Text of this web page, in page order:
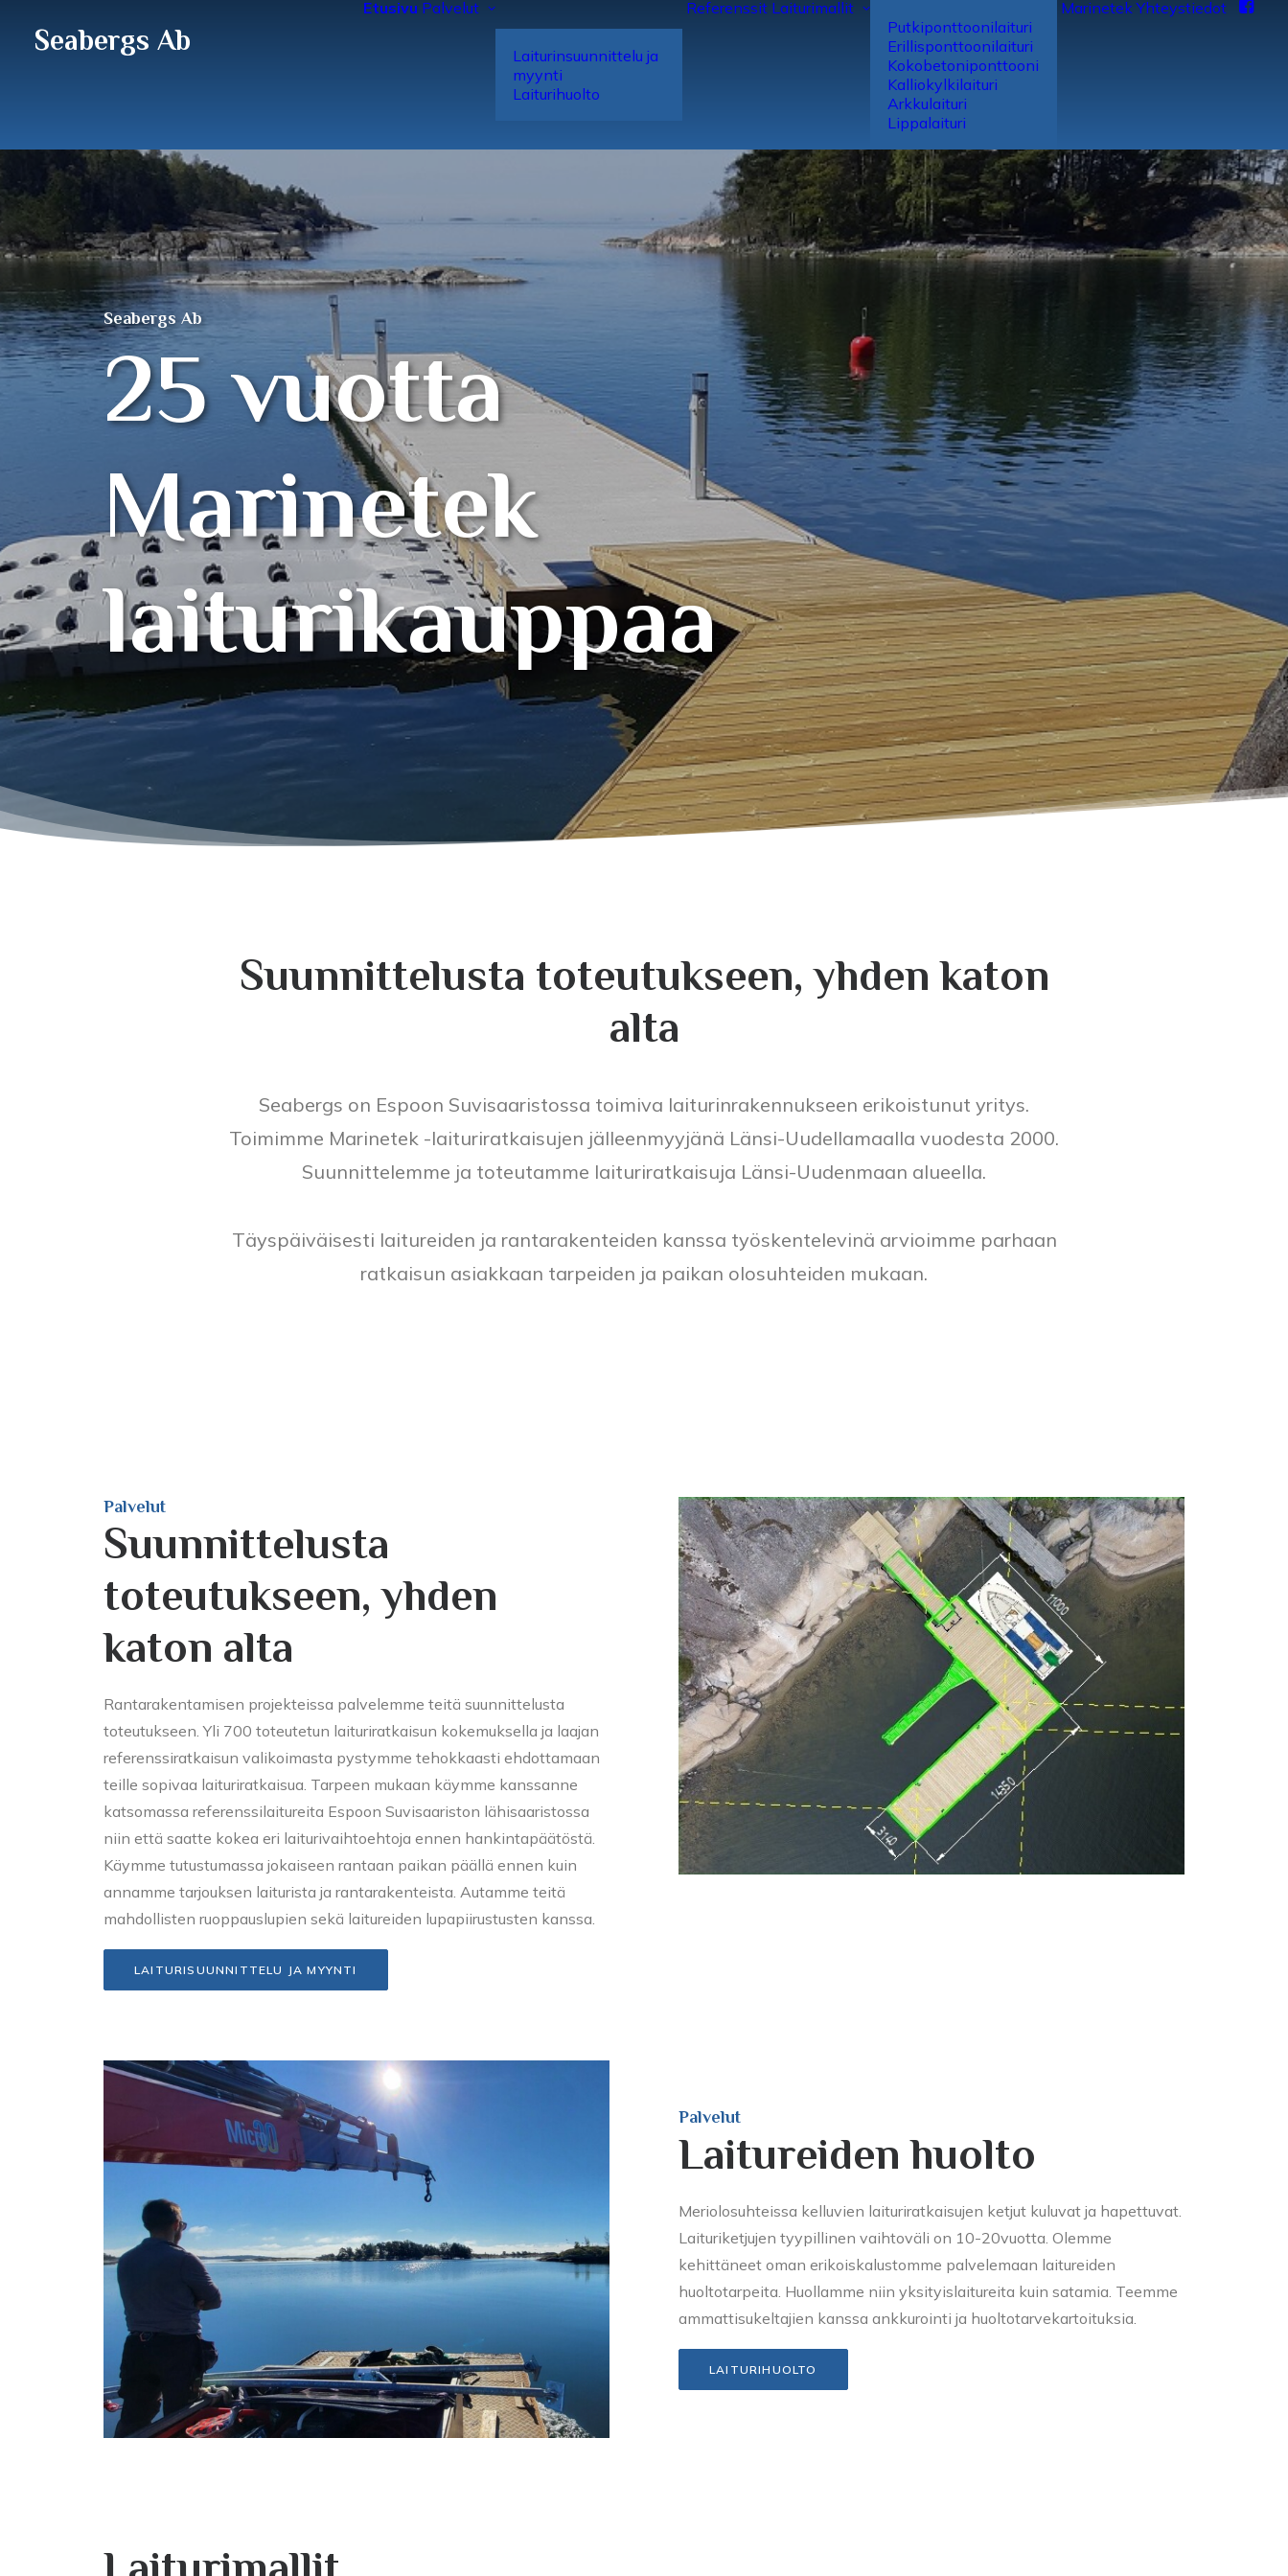
Seabergs Ab
Etusivu Palvelut
Laiturin­suunnittelu ja
myynti
Laituri­huolto
Referenssit Laiturimallit
Putki­ponttooni­laituri
Erillis­ponttooni­laituri
Koko­betoni­ponttooni
Kallio­kylki­laituri
Arkku­laituri
Lippa­laituri
Marinetek Yhteys­tiedot
Seabergs Ab
25 vuotta
Marinetek
laiturikauppaa
Suunnittelusta toteutukseen, yhden katon
alta
Seabergs on Espoon Suvisaaristossa toimiva laiturinrakennukseen erikoistunut yritys.
Toimimme Marinetek -laituriratkaisujen jälleenmyyjänä Länsi-Uudellamaalla vuodesta 2000.
Suunnittelemme ja toteutamme laituriratkaisuja Länsi-Uudenmaan alueella.
Täyspäiväisesti laitureiden ja rantarakenteiden kanssa työskentelevinä arvioimme parhaan
ratkaisun asiakkaan tarpeiden ja paikan olosuhteiden mukaan.
Palvelut
Suunnittelusta
toteutukseen, yhden
katon alta
Rantarakentamisen projekteissa palvelemme teitä suunnittelusta
toteutukseen. Yli 700 toteutetun laituriratkaisun kokemuksella ja laajan
referenssiratkaisun valikoimasta pystymme tehokkaasti ehdottamaan
teille sopivaa laituriratkaisua. Tarpeen mukaan käymme kanssanne
katsomassa referenssilaitureita Espoon Suvisaariston lähisaaristossa
niin että saatte kokea eri laiturivaihtoehtoja ennen hankintapäätöstä.
Käymme tutustumassa jokaiseen rantaan paikan päällä ennen kuin
annamme tarjouksen laiturista ja rantarakenteista. Autamme teitä
mahdollisten ruoppauslupien sekä laitureiden lupapiirustusten kanssa.
LAITURISUUNNITTELU JA MYYNTI
Palvelut
Laitureiden huolto
Meriolosuhteissa kelluvien laituriratkaisujen ketjut kuluvat ja hapettuvat.
Laituriketjujen tyypillinen vaihtoväli on 10-20vuotta. Olemme
kehittäneet oman erikoiskalustomme palvelemaan laitureiden
huoltotarpeita. Huollamme niin yksityislaitureita kuin satamia. Teemme
ammattisukeltajien kanssa ankkurointi ja huoltotarvekartoituksia.
LAITURIHUOLTO